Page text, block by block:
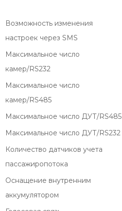
Возможность изменения
настроек через SMS
Максимальное число
камер/RS232
Максимальное число
камер/RS485
Максимальное число ДУТ/RS485
Максимальное число ДУТ/RS232
Количество датчиков учета
пассажиропотока
Оснащение внутренним
аккумулятором